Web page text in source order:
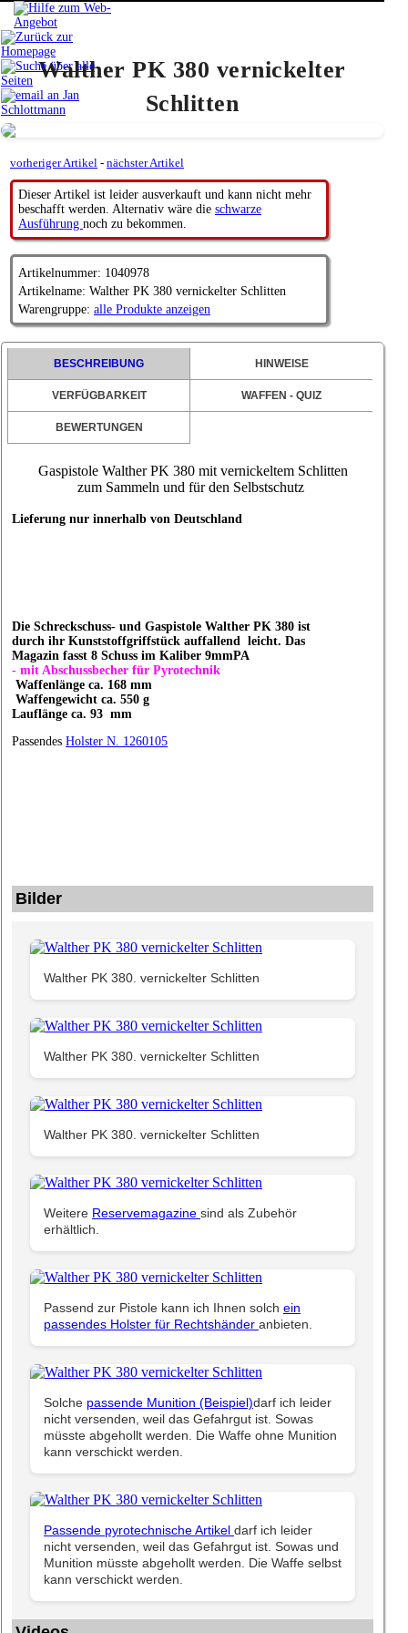
Walther PK 380 vernickelter
Schlitten
vorheriger Artikel - nächster Artikel
Dieser Artikel ist leider ausverkauft und kann nicht mehr
beschafft werden. Alternativ wäre die schwarze
Ausführung noch zu bekommen.
Artikelnummer: 1040978
Artikelname: Walther PK 380 vernickelter Schlitten
Warengruppe: alle Produkte anzeigen
BESCHREIBUNG HINWEISE
VERFÜGBARKEIT WAFFEN - QUIZ
BEWERTUNGEN
Gaspistole Walther PK 380 mit vernickeltem Schlitten
zum Sammeln und für den Selbstschutz
Lieferung nur innerhalb von Deutschland
Die Schreckschuss- und Gaspistole Walther PK 380 ist
durch ihr Kunststoffgriffstück auffallend leicht. Das
Magazin fasst 8 Schuss im Kaliber 9mmPA
- mit Abschussbecher für Pyrotechnik
Waffenlänge ca. 168 mm
Waffengewicht ca. 550 g
Lauflänge ca. 93 mm
Passendes Holster N. 1260105
Bilder
Walther PK 380. vernickelter Schlitten
Walther PK 380. vernickelter Schlitten
Walther PK 380. vernickelter Schlitten
Weitere Reservemagazine sind als Zubehör
erhältlich.
Passend zur Pistole kann ich Ihnen solch ein
passendes Holster für Rechtshänder anbieten.
Solche passende Munition (Beispiel)darf ich leider
nicht versenden, weil das Gefahrgut ist. Sowas
müsste abgehollt werden. Die Waffe ohne Munition
kann verschickt werden.
Passende pyrotechnische Artikel darf ich leider
nicht versenden, weil das Gefahrgut ist. Sowas und
Munition müsste abgehollt werden. Die Waffe selbst
kann verschickt werden.